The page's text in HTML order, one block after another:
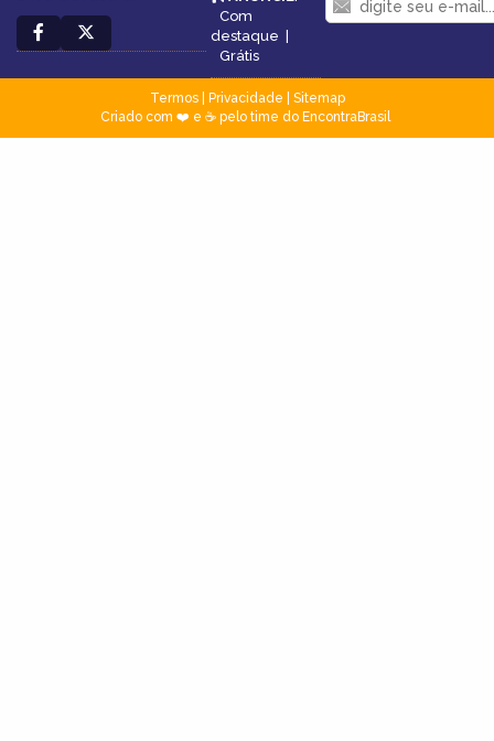
Com
destaque |
Grátis
Termos| Privacidade
Sitemap
Criado com ❤️ e ☕ pelo time do EncontraBrasil